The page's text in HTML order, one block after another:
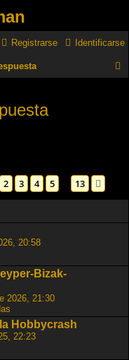
Identificarse
Registrarse
avanzada
de 13
2 3 4 5 13
20:58
Bizak-
2026, 21:30
Hobbycrash
22:23